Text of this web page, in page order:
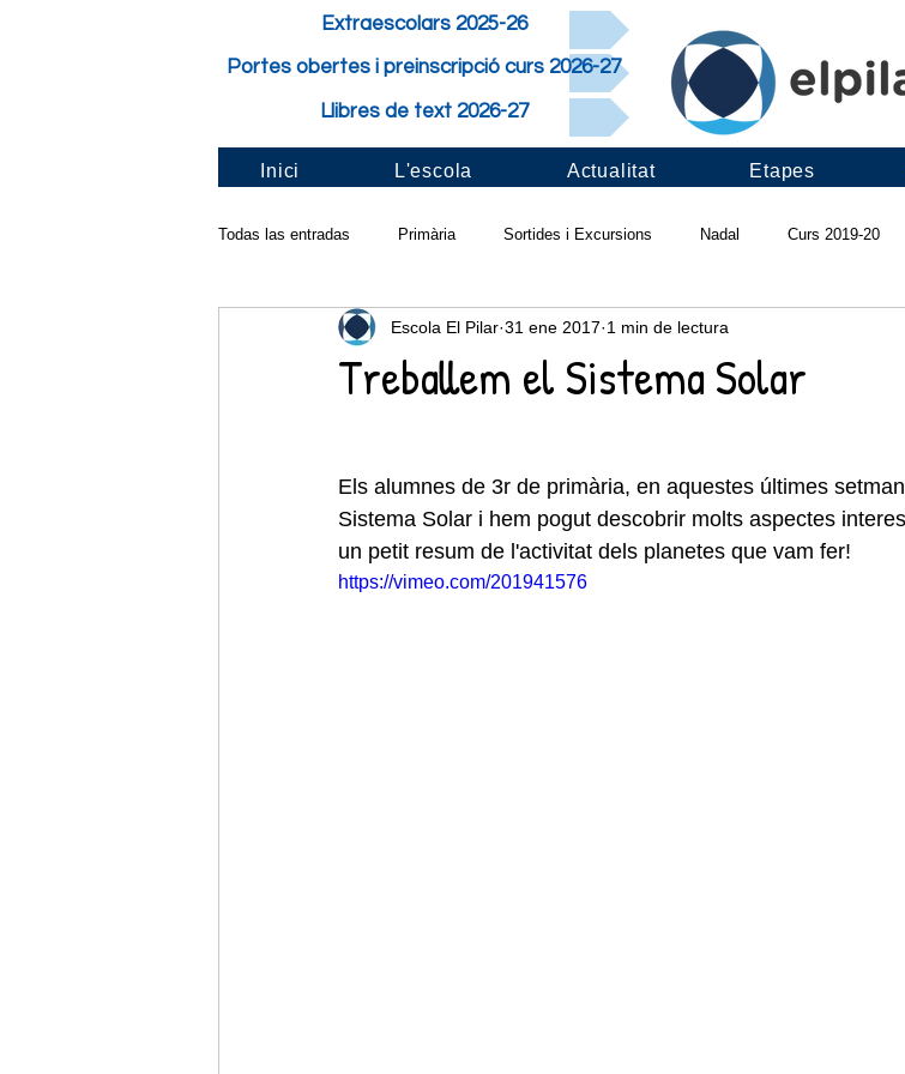
Extraescolars 2025-26
Portes obertes i preinscripció curs 2026-27
Llibres de text 2026-27
Inici L'escola Actualitat Etapes
Todas las entradas Primària Sortides i Excursions Nadal Curs 2019-20
Activitat de classe Festes i Festivals Projectes d'escola
Taller a l'aula Carnaval Curs 2017-18 Fruitalícia't Pràctiques LAB
Treballem el Sistema Solar
Escola El Pilar 31 ene 2017 1 min de lectura
Els alumnes de 3r de primària, en aquestes últimes
Sistema Solar i hem pogut descobrir molts aspectes
un petit resum de l'activitat dels planetes que vam fer!
https://vimeo.com/201941576